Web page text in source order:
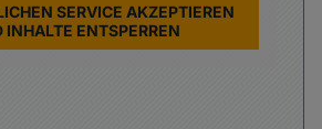
SERVICE AKZEPTIEREN
INHALTE ENTSPERREN